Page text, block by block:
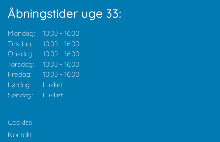
Åbningstider uge 33:
Mandag: 10:00 - 16:00
Tirsdag:
10:00 - 16:00
Onsdag:
10:00 - 16:00
Torsdag:
10:00 - 16:00
Fredag:
10:00 - 16:00
Lørdag:
Lukket
Søndag:
Lukket
Cookies
Kontakt